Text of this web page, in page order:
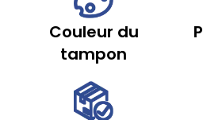
Couleur du
tampon